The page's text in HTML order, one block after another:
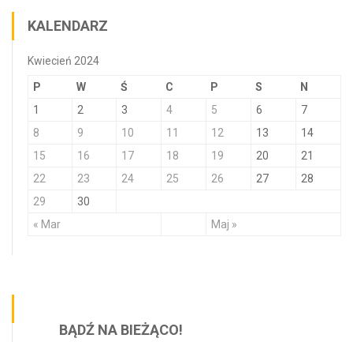
KALENDARZ
Kwiecień 2024
P W Ś C P S N
« Mar Maj »
1 2 3 4 5 6
7
8
9 10 11 12 13
14
15
16 17 18 19 20
21
22
23 24 25 26 27
28
29
30
BĄDŹ NA BIEŻĄCO!